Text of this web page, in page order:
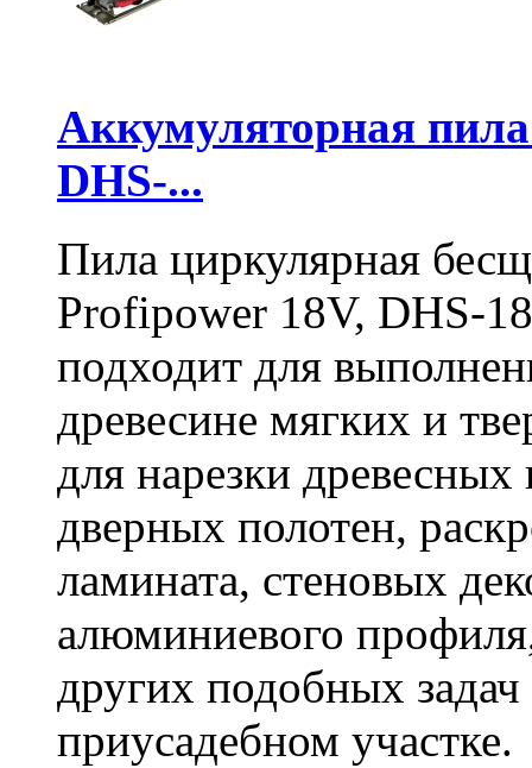
Аккумуляторная
DHS-...
Пила циркулярная
Profipower 18V, DHS-
подходит для
древесине мягких и
для нарезки
дверных полотен,
ламината, стеновых
алюминиевого
других подобных
приусадебном участке.